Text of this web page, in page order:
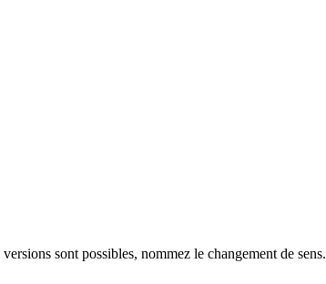
sont possibles, nommez le changement de sens.